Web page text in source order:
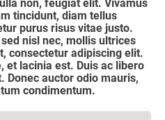
non, feugiat elit. Vivamus
tincidunt, diam tellus
purus risus vitae justo.
nisl nec, mollis ultrices
consectetur adipiscing elit.
et lacinia est. Duis ac libero
Donec auctor odio mauris,
condimentum.